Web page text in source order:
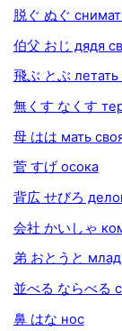
脱ぐ ぬぐ
伯父 おじ дядя
飛ぶ とぶ
無くす なくす
母 はは мать
菅 すげ осока
背広 せびろ
会社 かいしゃ
弟 おとうと
並べる ならべる
鼻 はな нос